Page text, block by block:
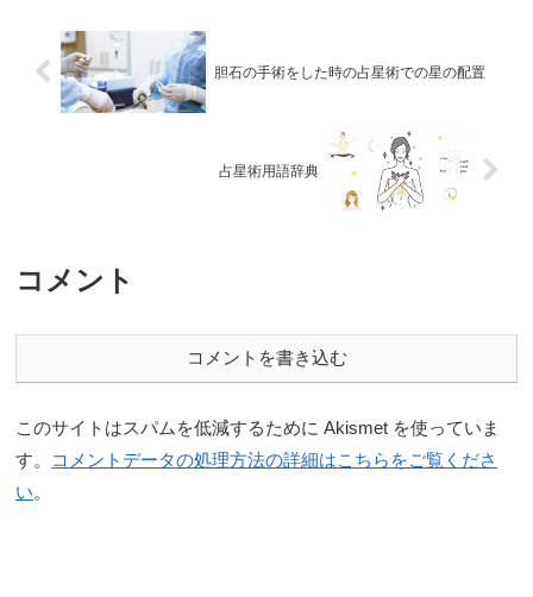
胆石の手術をした時の占星術での星の配置
占星術用語辞典
コメント
コメントを書き込む
このサイトはスパムを低減するために Akismet を使っていま
す。
コメントデータの処理方法の詳細はこちらをご覧くださ
い。